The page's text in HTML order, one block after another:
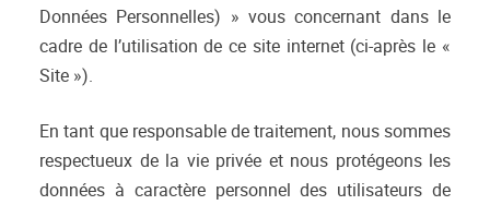
Données Personnelles) » vous concernant dans le
cadre de l’utilisation de ce site internet (ci-après le «
Site »).
En tant que responsable de traitement, nous sommes
respectueux de la vie privée et nous protégeons les
données à caractère personnel des utilisateurs de